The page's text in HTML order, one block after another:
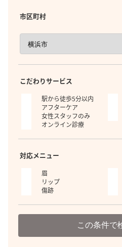
市区町村
こだわりサービス
駅から徒歩5分以内
アフターケア
女性スタッフのみ
オンライン診療
対応メニュー
眉
リップ
傷跡
この条件で